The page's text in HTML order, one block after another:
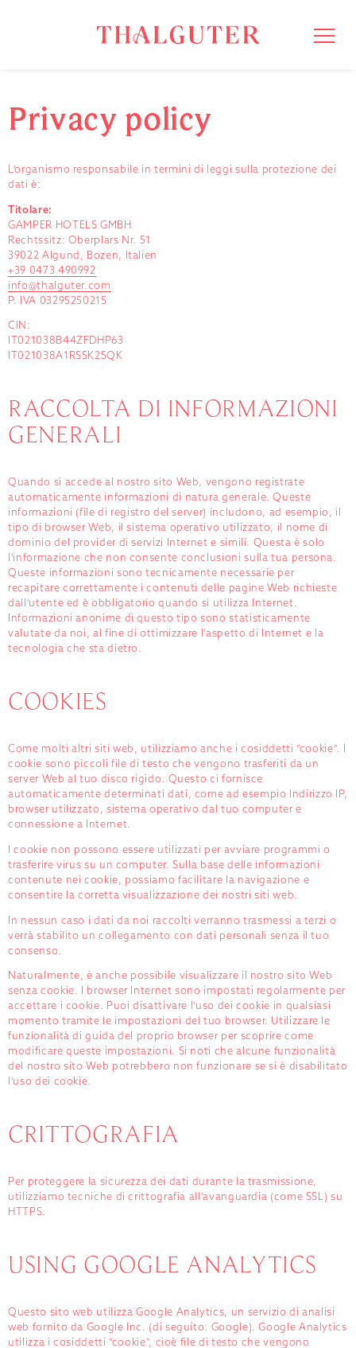
Privacy policy
L'organismo responsabile in termini di leggi sulla protezione dei
dati è:
Titolare:
GAMPER HOTELS GMBH
Rechtssitz: Oberplars Nr. 51
39022 Algund, Bozen, Italien
+39 0473 490992
info@thalguter.com
P. IVA 03295250215
CIN:
IT021038B44ZFDHP63
IT021038A1RSSK25QK
RACCOLTA DI INFORMAZIONI
GENERALI
Quando si accede al nostro sito Web, vengono registrate
automaticamente informazioni di natura generale. Queste
informazioni (file di registro del server) includono, ad esempio, il
tipo di browser Web, il sistema operativo utilizzato, il nome di
dominio del provider di servizi Internet e simili. Questa è solo
l'informazione che non consente conclusioni sulla tua persona.
Queste informazioni sono tecnicamente necessarie per
recapitare correttamente i contenuti delle pagine Web richieste
dall'utente ed è obbligatorio quando si utilizza Internet.
Informazioni anonime di questo tipo sono statisticamente
valutate da noi, al fine di ottimizzare l'aspetto di Internet e la
tecnologia che sta dietro.
COOKIES
Come molti altri siti web, utilizziamo anche i cosiddetti "cookie". I
cookie sono piccoli file di testo che vengono trasferiti da un
server Web al tuo disco rigido. Questo ci fornisce
automaticamente determinati dati, come ad esempio Indirizzo IP,
browser utilizzato, sistema operativo dal tuo computer e
connessione a Internet.
I cookie non possono essere utilizzati per avviare programmi o
trasferire virus su un computer. Sulla base delle informazioni
contenute nei cookie, possiamo facilitare la navigazione e
consentire la corretta visualizzazione dei nostri siti web.
In nessun caso i dati da noi raccolti verranno trasmessi a terzi o
verrà stabilito un collegamento con dati personali senza il tuo
consenso.
Naturalmente, è anche possibile visualizzare il nostro sito Web
senza cookie. I browser Internet sono impostati regolarmente per
accettare i cookie. Puoi disattivare l'uso dei cookie in qualsiasi
momento tramite le impostazioni del tuo browser. Utilizzare le
funzionalità di guida del proprio browser per scoprire come
modificare queste impostazioni. Si noti che alcune funzionalità
del nostro sito Web potrebbero non funzionare se si è disabilitato
l'uso dei cookie.
CRITTOGRAFIA
Per proteggere la sicurezza dei dati durante la trasmissione,
utilizziamo tecniche di crittografia all'avanguardia (come SSL) su
HTTPS.
USING GOOGLE ANALYTICS
Questo sito web utilizza Google Analytics, un servizio di analisi
web fornito da Google Inc. (di seguito: Google). Google Analytics
utilizza i cosiddetti "cookie", cioè file di testo che vengono